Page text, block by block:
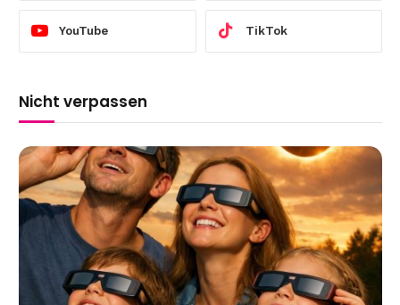
YouTube TikTok
Nicht verpassen